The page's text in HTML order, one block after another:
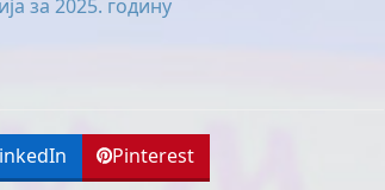
за 2025. годину
Pinterest